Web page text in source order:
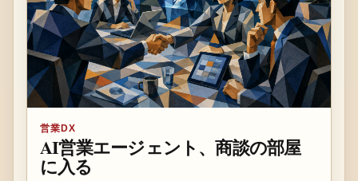
営業DX
AI営業エージェント、商談の部屋
に入る